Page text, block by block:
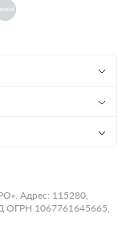
Адрес: 115280,
ОГРН 1067761645665,